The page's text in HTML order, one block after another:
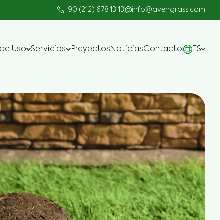
+90 (212) 678 13 13 info@avengrass.com
Uso Servicios
Fabricar
Proyectos llave en Mano
Proyectos NoticiasContacto ES